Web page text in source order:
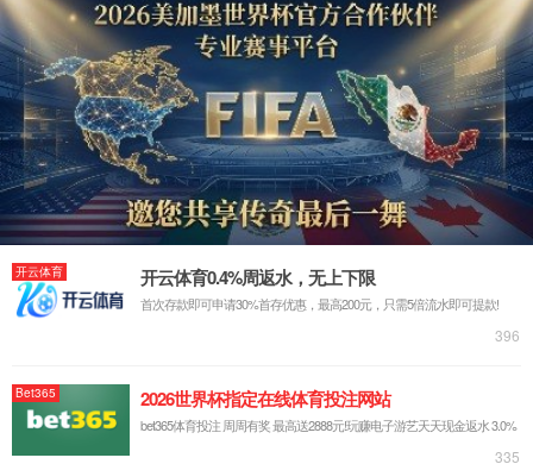
研究生课程介绍
历年课程安排
课程改革
电路与系统
电磁场与微波技术
通信与信息系统
信号与信息处理
鲁汶国际实验班（无锡）
电子信息
研究生培养和学位
DB004228-电磁辐射暴露的测量
DB004227-无线信道与天线测量
DB004226-分布式移动通信理论
MS004238-超宽带太赫兹通信技术
DB004225-凸优化理论方法
DB004224-人工智能与MIMO通信
DB004223智能通信：基于深度学
MS004223-科技写作（部分全英
MS004222-现代光无线通信技术
DB004221-信息系统概论（停开）